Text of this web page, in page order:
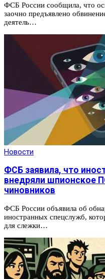
ФСБ России сообщила, что
заочно предъявлено
деятель…
Новости
ФСБ заявила, что
внедряли шпионское
чиновников
ФСБ России объявила об
иностранных спецслужб,
для слежки…